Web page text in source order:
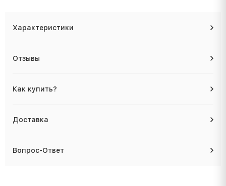
Характеристики
Отзывы
Как купить?
Доставка
Вопрос-Ответ